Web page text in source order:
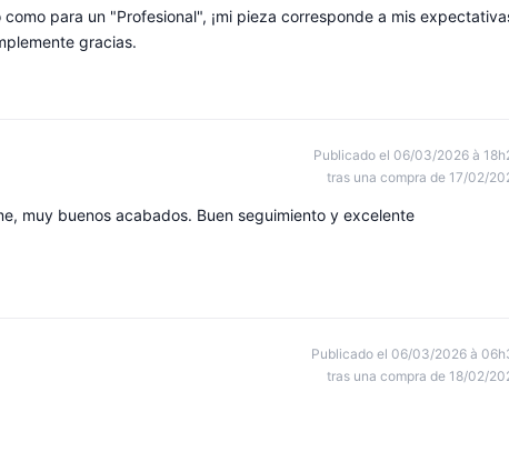
para un "Profesional", ¡mi pieza corresponde a mis
gracias.
Publicado el 06/03/2026 à
tras una compra de 17/02/
muy buenos acabados. Buen seguimiento y excelente
Publicado el 06/03/2026 à
tras una compra de 18/02/